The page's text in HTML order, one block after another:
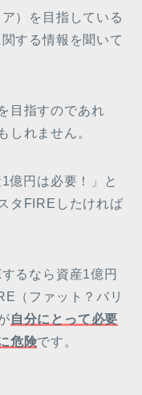
）を目指している
する情報を聞いて
目指すのであれ
しれません。
億円は必要！」と
タFIREしたければ
するなら資産1億円
（ファット？バリ
自分にとって必要
危険です。